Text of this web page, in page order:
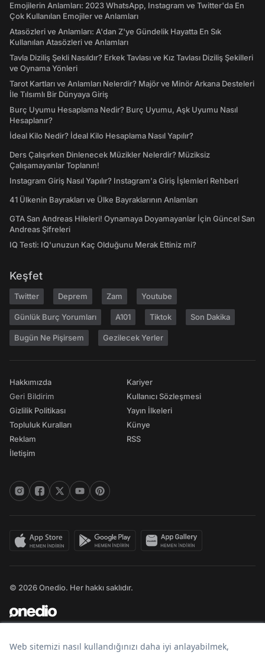
Emojilerin Anlamları: 2023 WhatsApp, Instagram ve Twitter'da En
Çok Kullanılan Emojiler ve Anlamları
Atasözleri ve Anlamları: A'dan Z'ye Gündelik Hayatta En Sık
Kullanılan Atasözleri ve Anlamları
Tavla Diziliş Şekli Nasıldır? Erkek Tavlası ve Kız Tavlası Diziliş Şekilleri
ve Oynama Yönleri
Tarot Kartları ve Anlamları Nelerdir? Majör ve Minör Arkana Desteleri
İle Tılsımlı Bir Dünyaya Giriş
Burç Uyumu Hesaplama Nedir? Burç Uyumu, Aşk Uyumu Nasıl
Hesaplanır?
İdeal Kilo Nedir? İdeal Kilo Hesaplama Nasıl Yapılır?
Ders Çalışırken Dinlenecek Müzikler Nelerdir? Müziksiz
Çalışamayanlar Toplanın!
Instagram Giriş Nasıl Yapılır? Instagram'a Giriş İşlemleri Rehberi
41 Ülkenin Bayrakları ve Ülke Bayraklarının Anlamları
GTA San Andreas Hileleri! Oynamaya Doyamayanlar İçin Güncel San
Andreas Şifreleri
IQ Testi: IQ'unuzun Kaç Olduğunu Merak Ettiniz mi?
Keşfet
Twitter Deprem Zam Youtube
Günlük Burç Yorumları A101 Tiktok Son Dakika
Bugün Ne Pişirsem Gezilecek Yerler
Hakkımızda
Geri Bildirim
Gizlilik Politikası
Topluluk Kuralları
Reklam
İletişim
Kariyer
Kullanıcı Sözleşmesi
Yayın İlkeleri
Künye
RSS
© 2026 Onedio. Her hakkı saklıdır.
Bir markasıdır.